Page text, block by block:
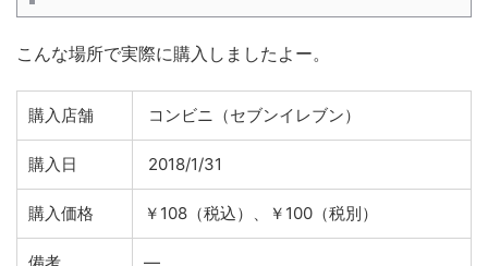
こんな場所で実際に購入しましたよー。
購入店舗 コンビニ（セブンイレブン）
購入日 2018/1/31
購入価格 ￥108（税込）、￥100（税別）